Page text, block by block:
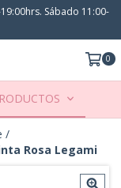
Sábado 11:00-
0
/
Rosa Legami